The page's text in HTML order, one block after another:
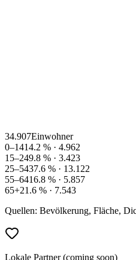
34.907Einwohner
0–1414.2 % · 4.962
15–249.8 % · 3.423
25–5437.6 % · 13.122
55–6416.8 % · 5.857
65+21.6 % · 7.543
Quellen: Bevölkerung, Fläche,
Lokale Partner (coming soon)